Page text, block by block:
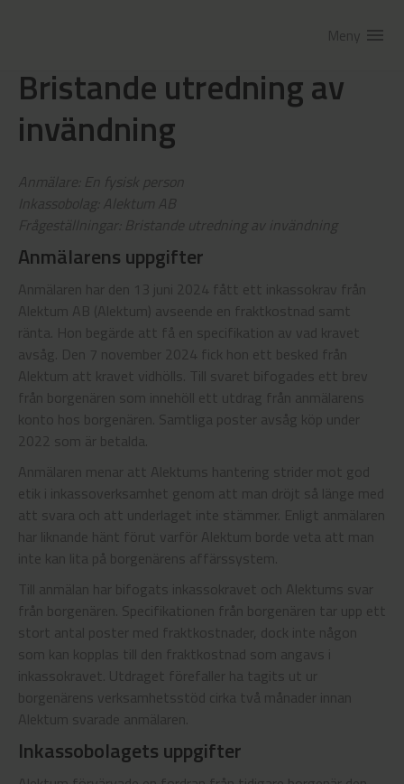
Meny menu
Bristande utredning av
invändning
Anmälare: En fysisk person
Inkassobolag: Alektum AB
Frågeställningar: Bristande utredning av invändning
Anmälarens uppgifter
Anmälaren har den 13 juni 2024 fått ett inkassokrav från
Alektum AB (Alektum) avseende en fraktkostnad samt
ränta. Hon begärde att få en specifikation av vad kravet
avsåg. Den 7 november 2024 fick hon ett besked från
Alektum att kravet vidhölls. Till svaret bifogades ett brev
från borgenären som innehöll ett utdrag från anmälarens
konto hos borgenären. Samtliga poster avsåg köp under
2022 som är betalda.
Anmälaren menar att Alektums hantering strider mot god
etik i inkassoverksamhet genom att man dröjt så länge med
att svara och att underlaget inte stämmer. Enligt anmälaren
har liknande hänt förut varför Alektum borde veta att man
inte kan lita på borgenärens affärssystem.
Till anmälan har bifogats inkassokravet och Alektums svar
från borgenären. Specifikationen från borgenären tar upp ett
stort antal poster med fraktkostnader, dock inte någon
som kan kopplas till den fraktkostnad som angavs i
inkassokravet. Utdraget förefaller ha tagits ut ur
borgenärens verksamhetsstöd cirka två månader innan
Alektum svarade anmälaren.
Inkassobolagets uppgifter